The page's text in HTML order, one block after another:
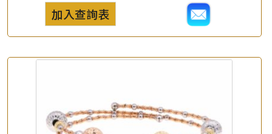
*你的名字
加入查詢表